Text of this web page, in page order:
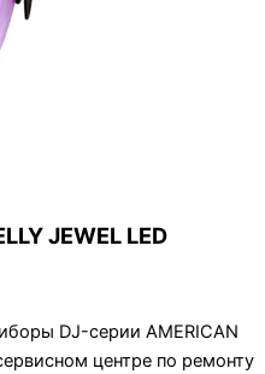
JEWEL LED
DJ-серии AMERICAN
центре по ремонту